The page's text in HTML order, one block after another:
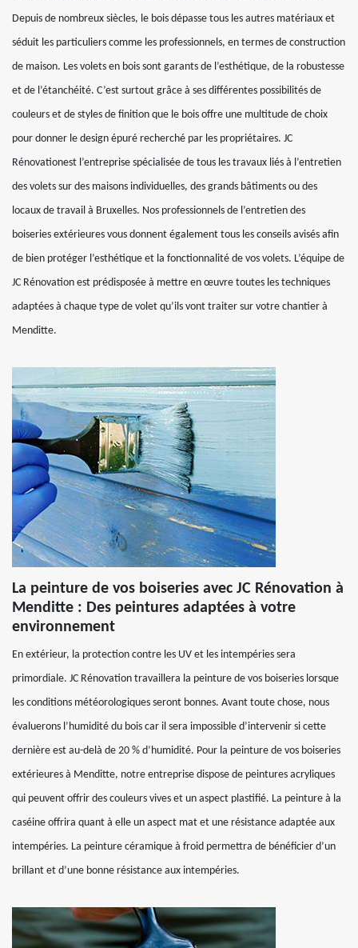
Depuis de nombreux siècles, le bois dépasse tous les autres matériaux et
séduit les particuliers comme les professionnels, en termes de construction
de maison. Les volets en bois sont garants de l’esthétique, de la robustesse
et de l’étanchéité. C’est surtout grâce à ses différentes possibilités de
couleurs et de styles de finition que le bois offre une multitude de choix
pour donner le design épuré recherché par les propriétaires. JC
Rénovationest l’entreprise spécialisée de tous les travaux liés à l’entretien
des volets sur des maisons individuelles, des grands bâtiments ou des
locaux de travail à Bruxelles. Nos professionnels de l’entretien des
boiseries extérieures vous donnent également tous les conseils avisés afin
de bien protéger l’esthétique et la fonctionnalité de vos volets. L’équipe de
JC Rénovation est prédisposée à mettre en œuvre toutes les techniques
adaptées à chaque type de volet qu’ils vont traiter sur votre chantier à
Menditte.
La peinture de vos boiseries avec JC Rénovation à
Menditte : Des peintures adaptées à votre
environnement
En extérieur, la protection contre les UV et les intempéries sera
primordiale. JC Rénovation travaillera la peinture de vos boiseries lorsque
les conditions météorologiques seront bonnes. Avant toute chose, nous
évaluerons l’humidité du bois car il sera impossible d’intervenir si cette
dernière est au-delà de 20 % d’humidité. Pour la peinture de vos boiseries
extérieures à Menditte, notre entreprise dispose de peintures acryliques
qui peuvent offrir des couleurs vives et un aspect plastifié. La peinture à la
caséine offrira quant à elle un aspect mat et une résistance adaptée aux
intempéries. La peinture céramique à froid permettra de bénéficier d’un
brillant et d’une bonne résistance aux intempéries.